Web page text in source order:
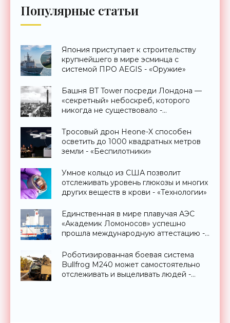
Популярные статьи
Япония приступает к строительству
крупнейшего в мире эсминца с
системой ПРО AEGIS - «Оружие»
Башня BT Tower посреди Лондона —
«секретный» небоскреб, которого
никогда не существовало -
Тросовый дрон Heone-X способен
осветить до 1000 квадратных метров
земли - «Беспилотники»
Умное кольцо из США позволит
отслеживать уровень глюкозы и многих
других веществ в крови - «Технологии»
Единственная в мире плавучая АЭС
«Академик Ломоносов» успешно
прошла международную аттестацию -
Роботизированная боевая система
Bullfrog M240 может самостоятельно
отслеживать и выцеливать людей -